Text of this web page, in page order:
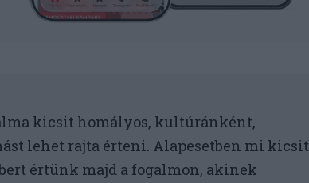
kicsit homályos, kultúránként,
lehet rajta érteni. Alapesetben mi kicsit
értünk majd a fogalmon, akinek